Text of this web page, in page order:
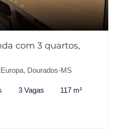
com 3 quartos,
Dourados-MS
3 Vagas 117 m²